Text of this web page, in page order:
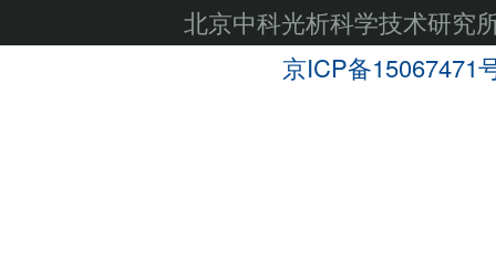
北京中科光析科学技术研究
京ICP备15067471